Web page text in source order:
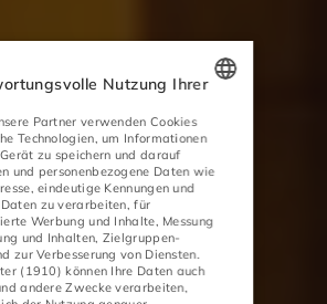
POLISH
ENGLISH
CZECH
Nutzung Ihrer
Partner verwenden Cookies
Technologien, um Informationen
zu speichern und darauf
und personenbezogene Daten wie
eindeutige Kennungen und
zu verarbeiten, für
Werbung und Inhalte, Messung
und Inhalten, Zielgruppen-
zur Verbesserung von Diensten.
(1910) können Ihre Daten auch
andere Zwecke verarbeiten,